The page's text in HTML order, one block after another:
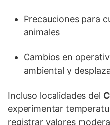
Precauciones para
animales
Cambios en
ambiental y
Incluso localidades del
experimentar
registrar valores